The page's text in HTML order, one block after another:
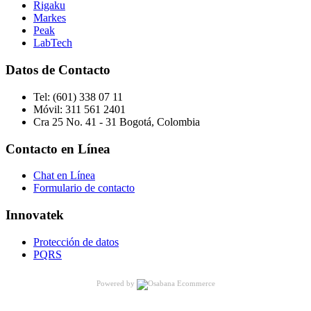
Rigaku
Markes
Peak
LabTech
Datos de Contacto
Tel: (601) 338 07 11
Móvil: 311 561 2401
Cra 25 No. 41 - 31 Bogotá, Colombia
Contacto en Línea
Chat en Línea
Formulario de contacto
Innovatek
Protección de datos
PQRS
Powered by